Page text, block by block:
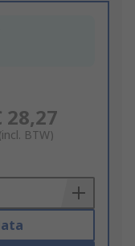
28,27
(incl. BTW)